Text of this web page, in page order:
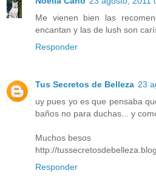
Me vienen bien las
encantan y las de lush son
Responder
Tus Secretos de Belleza 23
uy pues yo es que pensaba
baños no para duchas... y
Muchos besos
http://
Responder